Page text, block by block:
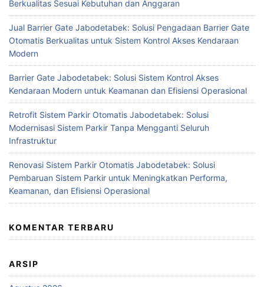
Berkualitas Sesuai Kebutuhan dan Anggaran
Jual Barrier Gate Jabodetabek: Solusi Pengadaan Barrier Gate
Otomatis Berkualitas untuk Sistem Kontrol Akses Kendaraan
Modern
Barrier Gate Jabodetabek: Solusi Sistem Kontrol Akses
Kendaraan Modern untuk Keamanan dan Efisiensi Operasional
Retrofit Sistem Parkir Otomatis Jabodetabek: Solusi
Modernisasi Sistem Parkir Tanpa Mengganti Seluruh
Infrastruktur
Renovasi Sistem Parkir Otomatis Jabodetabek: Solusi
Pembaruan Sistem Parkir untuk Meningkatkan Performa,
Keamanan, dan Efisiensi Operasional
KOMENTAR TERBARU
ARSIP